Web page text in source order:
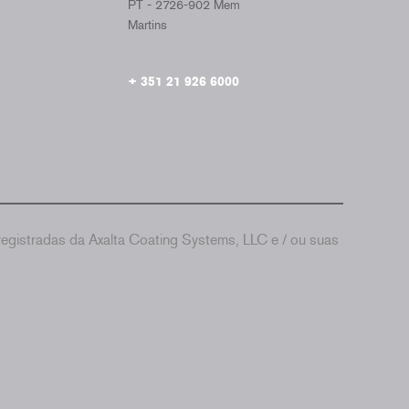
PT - 2726-902 Mem
Martins
+ 351 21 926 6000
da Axalta Coating Systems, LLC e / ou suas